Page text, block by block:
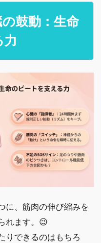
鼓動：生命
力
に、筋肉の伸び縮みを
れます。😉
りできるのはもちろ